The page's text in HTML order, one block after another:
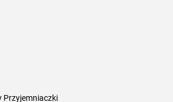
Przyjemniaczki